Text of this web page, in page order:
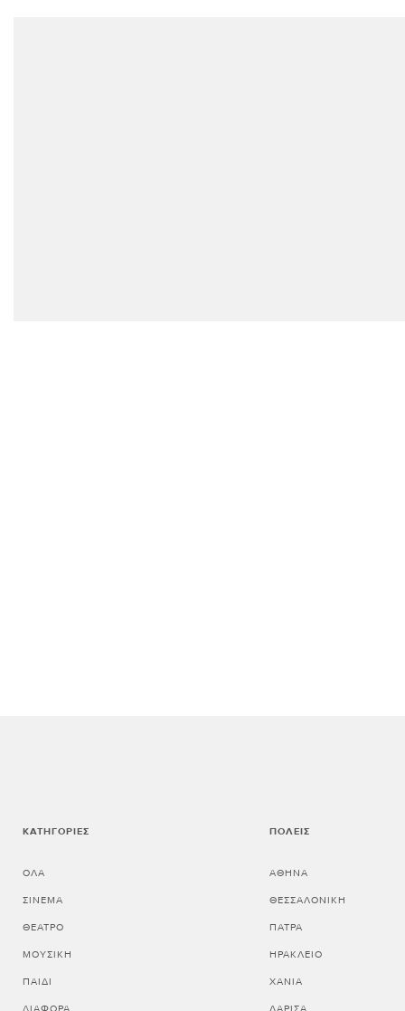
ΚΑΤΗΓΟΡΊΕΣ
ΌΛΑ
ΣΙΝΕΜΆ
ΘΈΑΤΡΟ
ΜΟΥΣΙΚΉ
ΠΑΙΔΊ
ΔΙΆΦΟΡΑ
ΠΌΛΕΙΣ
ΑΘΗΝΑ
ΘΕΣΣΑΛΟΝΙΚΗ
ΠΑΤΡΑ
ΗΡΑΚΛΕΙΟ
ΧΑΝΙΑ
ΛΑΡΙΣΑ